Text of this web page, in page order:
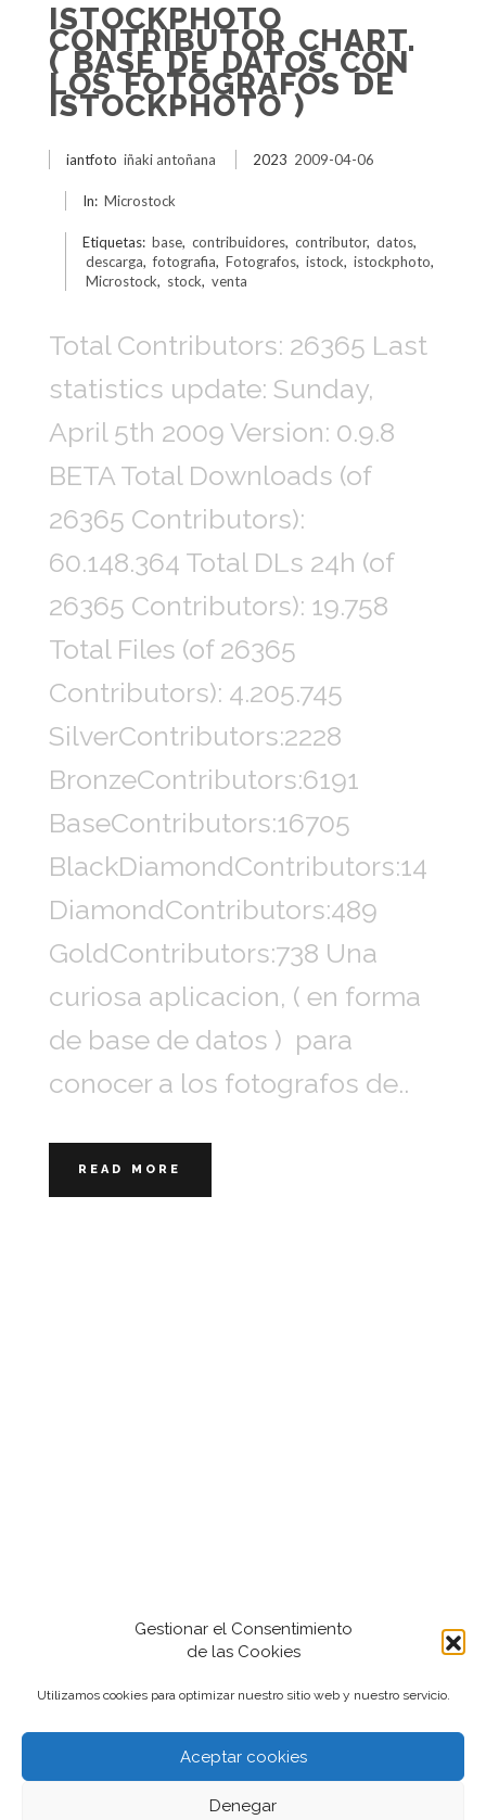
Gestionar el Consentimiento
de las Cookies
Utilizamos cookies para optimizar nuestro sitio web y nuestro servicio.
Aceptar cookies
Denegar
ISTOCKPHOTO
CONTRIBUTOR CHART.
( BASE DE DATOS CON
LOS FOTOGRAFOS DE
ISTOCKPHOTO )
iantfoto iñaki antoñana 2023 2009-04-06
In: Microstock
Etiquetas: base, contribuidores, contributor, datos,
descarga, fotografia, Fotografos, istock, istockphoto,
Microstock, stock, venta
Total Contributors: 26365 Last
statistics update: Sunday,
April 5th 2009 Version: 0.9.8
BETA Total Downloads (of
26365 Contributors):
60.148.364 Total DLs 24h (of
26365 Contributors): 19.758
Total Files (of 26365
Contributors): 4.205.745
SilverContributors:2228
BronzeContributors:6191
BaseContributors:16705
BlackDiamondContributors:14
DiamondContributors:489
GoldContributors:738 Una
curiosa aplicacion, ( en forma
de base de datos ) para
conocer a los fotografos de..
READ MORE